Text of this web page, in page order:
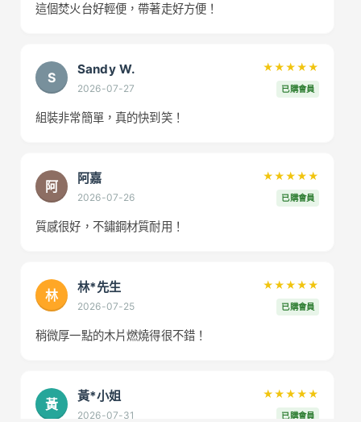
這個焚火台好輕便，帶著走好方便！
S
Sandy W.
2026-07-27
★★★★★
已購會員
組裝非常簡單，真的快到笑！
阿
阿嘉
2026-07-26
★★★★★
已購會員
質感很好，不鏽鋼材質耐用！
林
林*先生
2026-07-25
★★★★★
已購會員
稍微厚一點的木片燃燒得很不錯！
黃
黃*小姐
2026-07-31
★★★★★
已購會員